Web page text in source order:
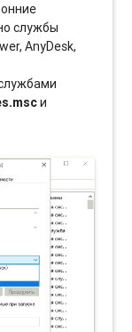
службы
AnyDesk,
и